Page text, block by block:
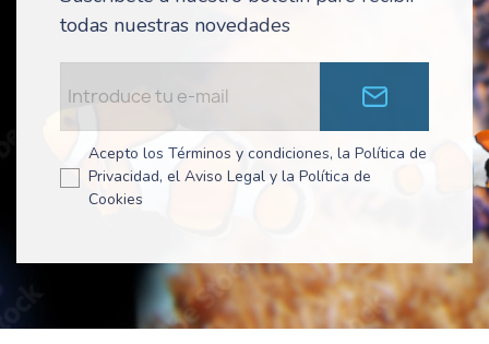
todas nuestras novedades
Acepto los Términos y condiciones, la Política de
Privacidad, el Aviso Legal y la Política de
Cookies